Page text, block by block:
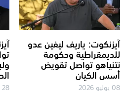
آيزنكوت: ياريف ليفين عدو
للديمقراطية وحكومة
نتنياهو تواصل تقويض
أسس الكيان
08 يوليو 2026 28 يونيو 2026